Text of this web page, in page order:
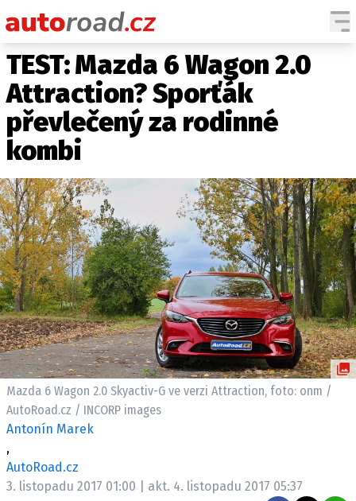
AUTA
TESTY AUT
NOVINKY
HISTORIE
ZAJÍMAVOSTI
TECHNIKA
EKONOMIKA
ČESKÝ TRH
TUNING
PROFI
ELEKTRO
NOVINKY ZE SVĚTA EV
RALLY
TEST: Mazda 6 Wagon 2.0
Attraction? Sporťák
převlečený za rodinné
kombi
Mazda 6 Wagon 2.0 Skyactiv-G ve verzi Attraction, foto: onm /
AutoRoad.cz / INCORP images
Antonín Marek
,
AutoRoad.cz
3. listopadu 2017 01:00 | akt. 4. listopadu 2017 05:37